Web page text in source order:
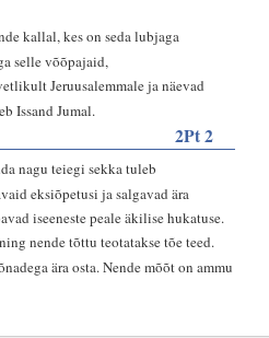
kallal, kes on seda lubjaga
selle võõpajaid,
Jeruusalemmale ja näevad
Issand Jumal.
2Pt 2
nagu teiegi sekka tuleb
eksiõpetusi ja salgavad ära
iseeneste peale äkilise hukatuse.
nende tõttu teotatakse tõe teed.
ära osta. Nende mõõt on ammu